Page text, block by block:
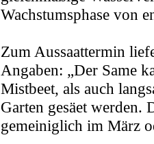
Wachstumsphase von
Zum Aussaattermin
Angaben: „Der Same
Mistbeet, als auch
Garten gesäet werden.
gemeiniglich im März